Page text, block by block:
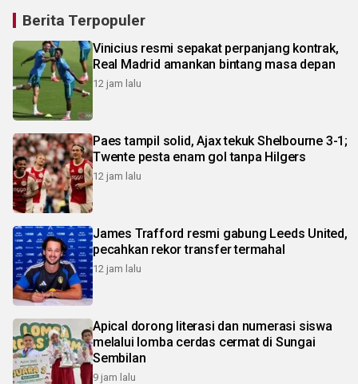
Berita Terpopuler
Vinicius resmi sepakat perpanjang kontrak,
Real Madrid amankan bintang masa depan
12 jam lalu
Paes tampil solid, Ajax tekuk Shelbourne 3-1;
Twente pesta enam gol tanpa Hilgers
12 jam lalu
James Trafford resmi gabung Leeds United,
pecahkan rekor transfer termahal
12 jam lalu
Apical dorong literasi dan numerasi siswa
melalui lomba cerdas cermat di Sungai
Sembilan
9 jam lalu